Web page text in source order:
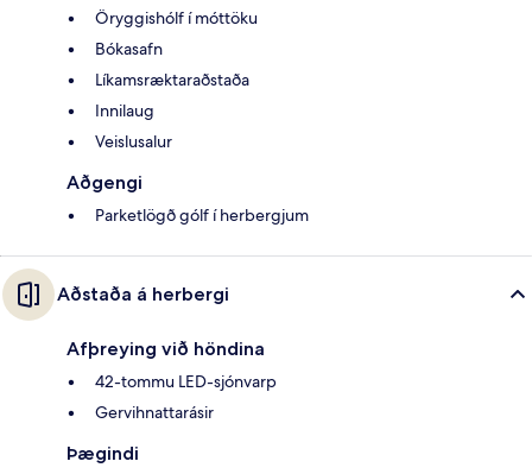
Öryggishólf í móttöku
Bókasafn
Líkamsræktaraðstaða
Innilaug
Veislusalur
Aðgengi
Parketlögð gólf í herbergjum
Aðstaða á herbergi
Afþreying við höndina
42-tommu LED-sjónvarp
Gervihnattarásir
Þægindi